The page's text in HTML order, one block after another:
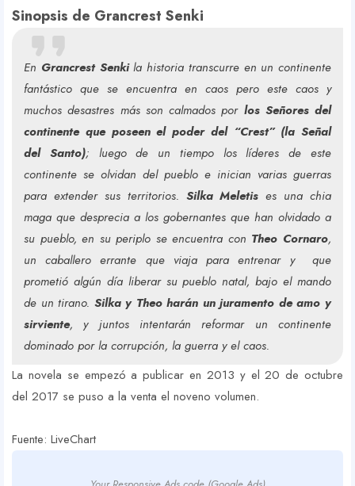
Sinopsis de Grancrest Senki
En Grancrest Senkila historia transcurre en un continente
fantástico que se encuentra en caos pero este caos y
muchos desastres más son calmados por los Señores del
continente que poseen el poder del “Crest” (la Señal
del Santo); luego de un tiempo los líderes de este
continente se olvidan del pueblo e inician varias guerras
para extender sus territorios. Silka Meletis es una chia
maga que desprecia a los gobernantes que han olvidado a
su pueblo, en su periplo se encuentra con Theo Cornaro,
un caballero errante que viaja para entrenar y que
prometió algún día liberar su pueblo natal, bajo el mando
de un tirano. Silka y Theo harán un juramento de amo y
sirviente, y juntos intentarán reformar un continente
dominado por la corrupción, la guerra y el caos.
La novela se empezó a publicar en 2013 y el 20 de octubre
del 2017 se puso a la venta el noveno volumen.
Fuente: LiveChart